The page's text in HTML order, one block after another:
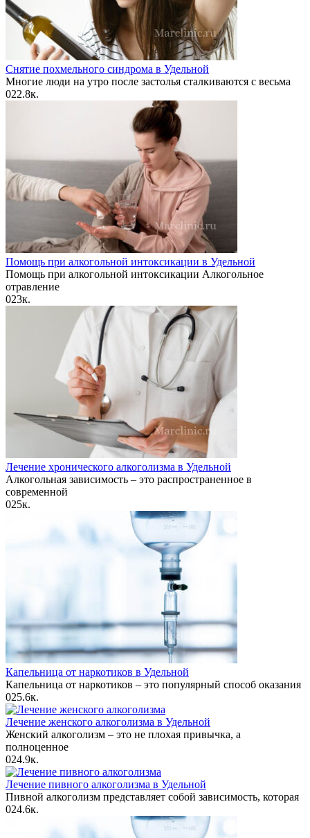
Снятие похмельного синдрома в Удельной
Многие люди на утро после застолья сталкиваются с весьма
022.8к.
Помощь при алкогольной интоксикации в Удельной
Помощь при алкогольной интоксикации Алкогольное
отравление
023к.
Лечение хронического алкоголизма в Удельной
Алкогольная зависимость – это распространенное в
современной
025к.
Капельница от наркотиков в Удельной
Капельница от наркотиков – это популярный способ оказания
025.6к.
Лечение женского алкоголизма в Удельной
Женский алкоголизм – это не плохая привычка, а
полноценное
024.9к.
Лечение пивного алкоголизма в Удельной
Пивной алкоголизм представляет собой зависимость, которая
024.6к.